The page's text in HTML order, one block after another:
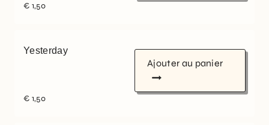
€ 1,50
Yesterday
€ 1,50
Ajouter au panier